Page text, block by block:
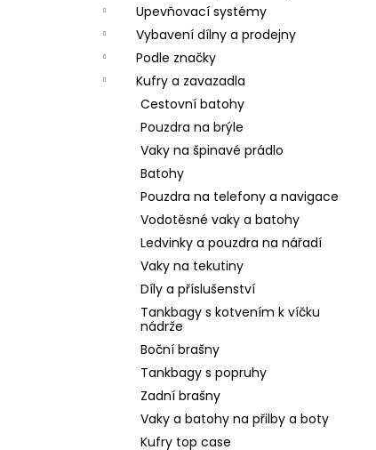
Upevňovací systémy
Vybavení dílny a prodejny
Podle značky
Kufry a zavazadla
Cestovní batohy
Pouzdra na brýle
Vaky na špinavé prádlo
Batohy
Pouzdra na telefony a navigace
Vodotěsné vaky a batohy
Ledvinky a pouzdra na nářadí
Vaky na tekutiny
Díly a příslušenství
Tankbagy s kotvením k víčku
nádrže
Boční brašny
Tankbagy s popruhy
Zadní brašny
Vaky a batohy na přilby a boty
Kufry top case